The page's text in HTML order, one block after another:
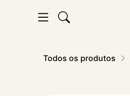
Todos os produtos